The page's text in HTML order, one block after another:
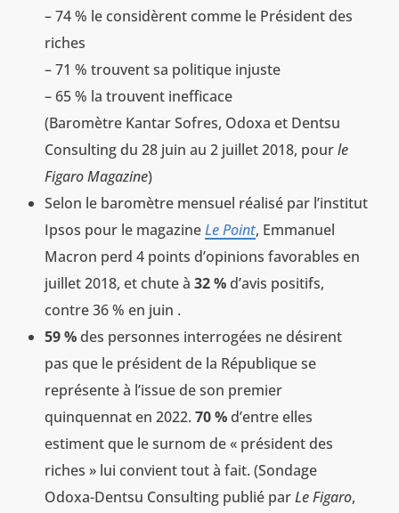
– 74 % le considèrent comme le Président des
riches
– 71 % trouvent sa politique injuste
– 65 % la trouvent inefficace
(Baromètre Kantar Sofres, Odoxa et Dentsu
Consulting du 28 juin au 2 juillet 2018, pourle
Figaro Magazine)
Selon le baromètre mensuel réalisé par l’institut
Ipsos pour le magazineLe Point, Emmanuel
Macron perd 4 points d’opinions favorables en
juillet 2018, et chute à 32 %d’avis positifs,
contre 36 % en juin .
59 %des personnes interrogées ne désirent
pas que le président de la République se
représente à l’issue de son premier
quinquennat en 2022. 70 %d’entre elles
estiment que le surnom de « président des
riches » lui convient tout à fait. (Sondage
Odoxa-Dentsu Consulting publié parLe Figaro,